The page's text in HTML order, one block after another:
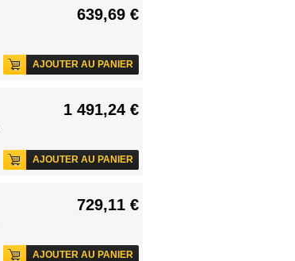
639,69 €
AJOUTER AU PANIER
1 491,24 €
AJOUTER AU PANIER
729,11 €
AJOUTER AU PANIER